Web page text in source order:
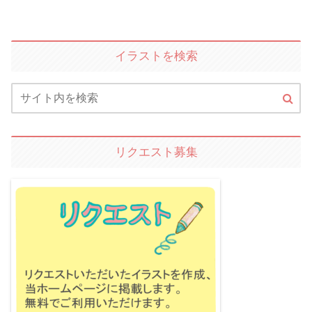
イラストを検索
リクエスト募集